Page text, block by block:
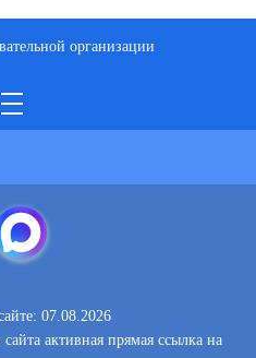
организации
07.08.2026
активная прямая ссылка на